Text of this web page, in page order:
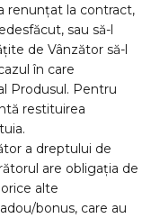
renunţat la contract,
sau să-l
de Vânzător să-l
în care
Produsul. Pentru
restituirea
a dreptului de
are obligația de
alte
bonus, care au